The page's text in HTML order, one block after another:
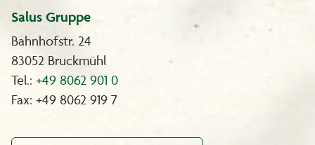
Salus Gruppe
Bahnhofstr. 24
83052 Bruckmühl
Tel.: +49 8062 901 0
Fax: +49 8062 919 7